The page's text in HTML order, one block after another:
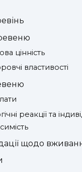
цінність
властивості
реакції та
щодо